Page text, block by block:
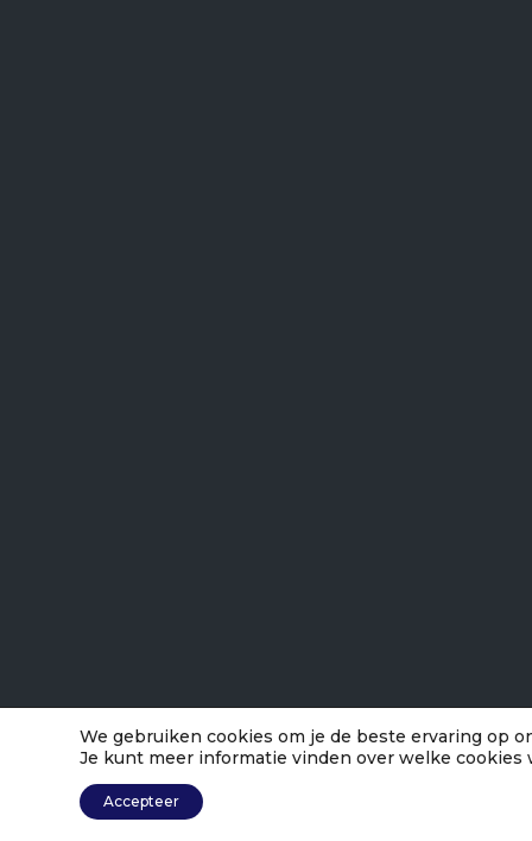
We gebruiken cookies om je de beste ervaring op
Je kunt meer informatie vinden over welke
Accepteer